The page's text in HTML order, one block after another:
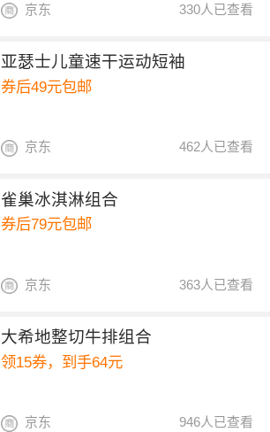
330人已查看
京东
亚瑟士儿童速干运动短袖
券后49元包邮
462人已查看
京东
雀巢冰淇淋组合
券后79元包邮
363人已查看
京东
大希地整切牛排组合
领15券，到手64元
946人已查看
京东